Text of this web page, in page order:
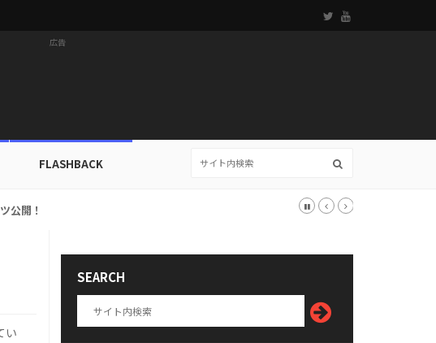
広告
FLASHBACK
い
SEARCH